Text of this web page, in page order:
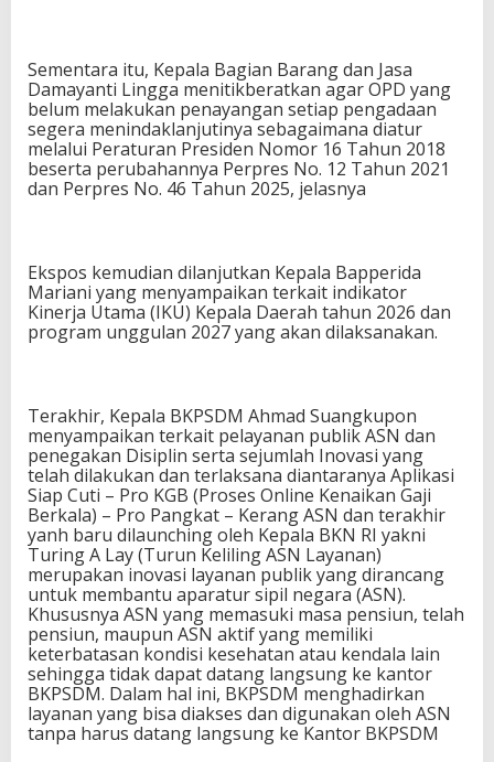
Sementara itu, Kepala Bagian Barang dan Jasa
Damayanti Lingga menitikberatkan agar OPD yang
belum melakukan penayangan setiap pengadaan
segera menindaklanjutinya sebagaimana diatur
melalui Peraturan Presiden Nomor 16 Tahun 2018
beserta perubahannya Perpres No. 12 Tahun 2021
dan Perpres No. 46 Tahun 2025, jelasnya
Ekspos kemudian dilanjutkan Kepala Bapperida
Mariani yang menyampaikan terkait indikator
Kinerja Utama (IKU) Kepala Daerah tahun 2026 dan
program unggulan 2027 yang akan dilaksanakan.
Terakhir, Kepala BKPSDM Ahmad Suangkupon
menyampaikan terkait pelayanan publik ASN dan
penegakan Disiplin serta sejumlah Inovasi yang
telah dilakukan dan terlaksana diantaranya Aplikasi
Siap Cuti – Pro KGB (Proses Online Kenaikan Gaji
Berkala) – Pro Pangkat – Kerang ASN dan terakhir
yanh baru dilaunching oleh Kepala BKN RI yakni
Turing A Lay (Turun Keliling ASN Layanan)
merupakan inovasi layanan publik yang dirancang
untuk membantu aparatur sipil negara (ASN).
Khususnya ASN yang memasuki masa pensiun, telah
pensiun, maupun ASN aktif yang memiliki
keterbatasan kondisi kesehatan atau kendala lain
sehingga tidak dapat datang langsung ke kantor
BKPSDM. Dalam hal ini, BKPSDM menghadirkan
layanan yang bisa diakses dan digunakan oleh ASN
tanpa harus datang langsung ke Kantor BKPSDM